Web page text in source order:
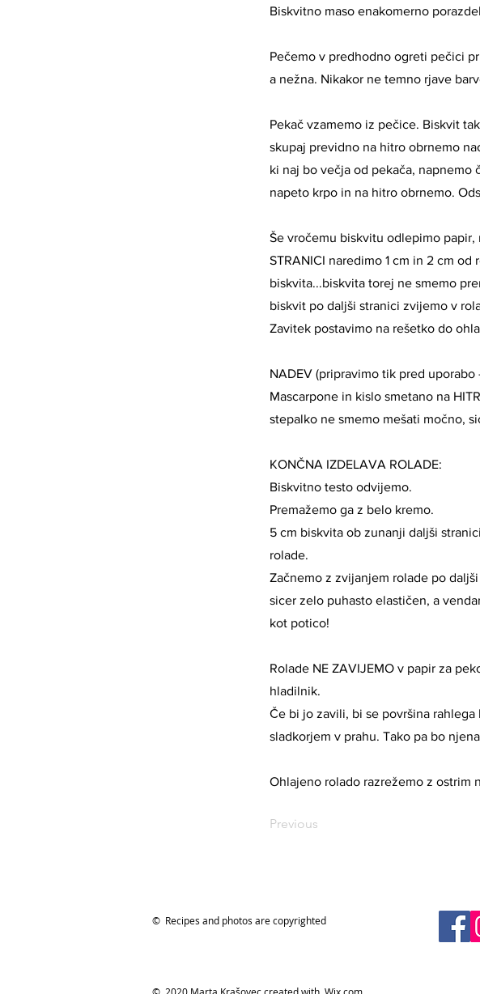
Biskvitno maso enakomerno
Pečemo v predhodno ogreti pečici
a nežna. Nikakor ne temno rjave
Pekač vzamemo iz pečice. Biskvit
skupaj previdno na hitro obrnemo
ki naj bo večja od pekača, napnemo
napeto krpo in na hitro obrnemo.
Še vročemu biskvitu odlepimo papir,
STRANICI naredimo 1 cm in 2 cm
biskvita...biskvita torej ne smemo
biskvit po daljši stranici zvijemo v
Zavitek postavimo na rešetko do
NADEV (pripravimo tik pred
Mascarpone in kislo smetano na
stepalko ne smemo mešati močno,
KONČNA IZDELAVA ROLADE:
Biskvitno testo odvijemo.
Premažemo ga z belo kremo.
5 cm biskvita ob zunanji daljši
rolade.
Začnemo z zvijanjem rolade po
sicer zelo puhasto elastičen, a
kot potico!
Rolade NE ZAVIJEMO v papir za
hladilnik.
Če bi jo zavili, bi se površina
sladkorjem v prahu. Tako pa bo
Ohlajeno rolado razrežemo z ostrim
Previous
© Recipes and photos are copyrighted